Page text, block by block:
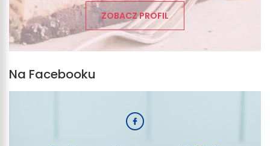
ZOBACZ PROFIL
Na Facebooku